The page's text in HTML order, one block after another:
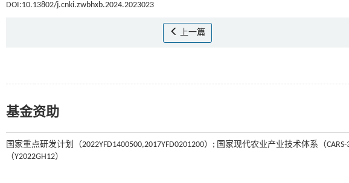
DOI:10.13802/j.cnki.zwbhxb.2024.2023023
上一篇
基金资助
国家重点研发计划（2022YFD1400500,2017YFD0201200）; 国家现代农业产业技术体系（
（Y2022GH12）